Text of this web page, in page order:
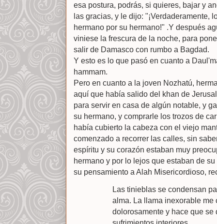
esa postura, podrás, si quieres, bajar y
las gracias, y le dijo: "¡Verdaderamente,
hermano por su hermano!" .Y después
viniese la frescura de la noche, para
salir de Damasco con rumbo a Bagdad.
Y esto es lo que pasó en cuanto a
hammam.
Pero en cuanto a la joven Nozhatú,
aquí que había salido del khan de
para servir en casa de algún notable, y
su hermano, y comprarle los trozos de
había cubierto la cabeza con el viejo
comenzado a recorrer las calles, sin
espíritu y su corazón estaban muy
hermano y por lo lejos que estaban de
su pensamiento a Alah Misericordioso,
Las tinieblas se condensan
alma. La llama inexorable me
dolorosamente y hace que se